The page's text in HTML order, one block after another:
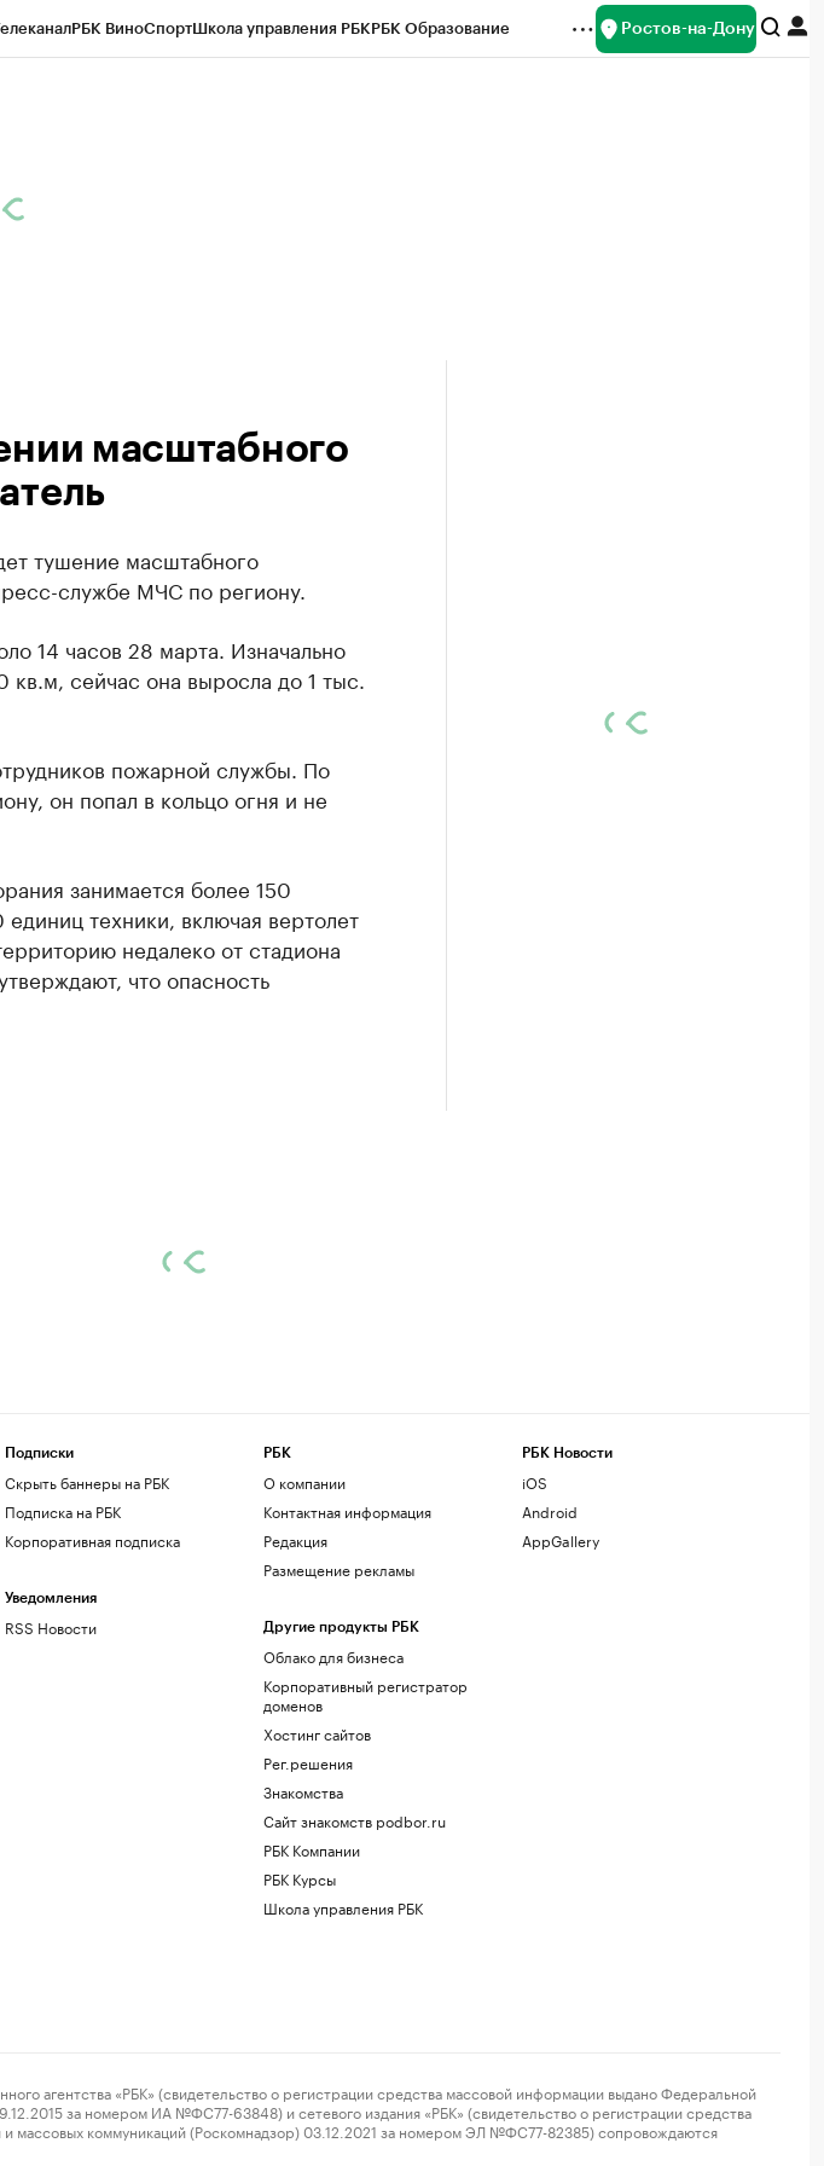
РБК ВиноСпортШкола управления РБКРБК Образование Ростов-на-Дону
масштабного
тушение масштабного
службе МЧС по региону.
14 часов 28 марта. Изначально
кв.м, сейчас она выросла до 1 тыс.
пожарной службы. По
он попал в кольцо огня и не
занимается более 150
техники, включая вертолет
недалеко от стадиона
что опасность
Подписки
Скрыть баннеры на РБК
Подписка на РБК
Корпоративная подписка
Уведомления
RSS Новости
РБК
О компании
Контактная информация
Редакция
Размещение рекламы
Другие продукты РБК
Облако для бизнеса
Корпоративный регистратор
доменов
Хостинг сайтов
Рег.решения
Знакомства
Сайт знакомств podbor.ru
РБК Компании
РБК Курсы
Школа управления РБК
РБК Новости
iOS
Android
AppGallery
«РБК» (свидетельство о регистрации средства массовой информации выдано Федеральной
за номером ИА №ФС77-63848) и сетевого издания «РБК» (свидетельство о регистрации средства
массовых коммуникаций (Роскомнадзор) 03.12.2021 за номером ЭЛ №ФС77-82385) сопровождаются